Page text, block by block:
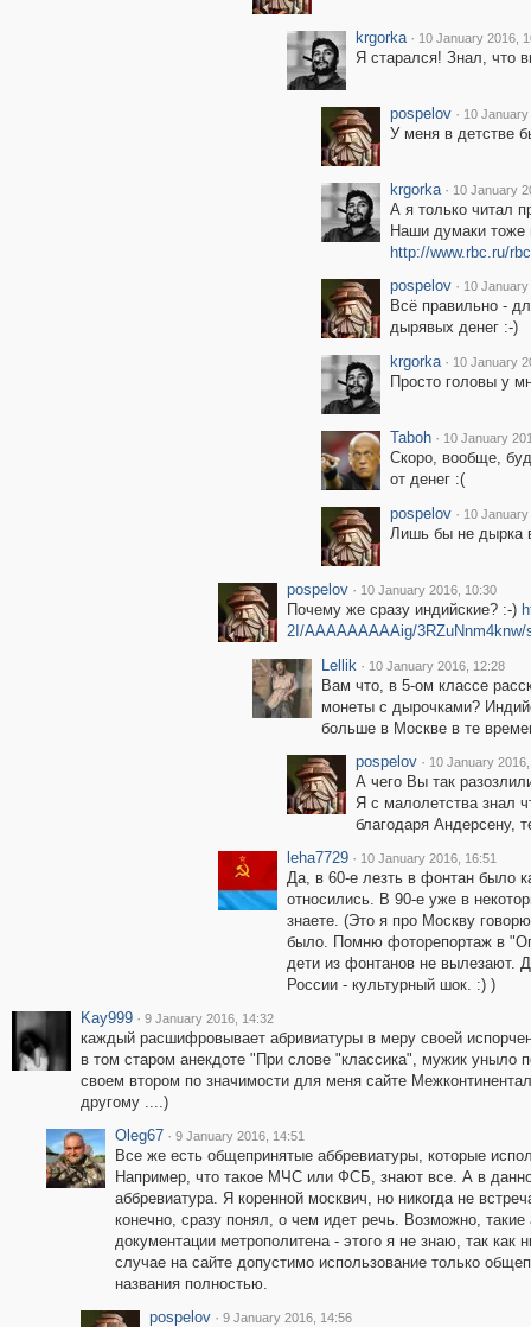
krgorka · 10 January 2016,
Я старался! Знал, что
pospelov · 10
У меня в детстве
krgorka · 10 January
А я только читал
Наши думаки тоже
http://www.rbc.ru/
pospelov · 10
Всё правильно -
дырявых денег :-)
krgorka · 10 January
Просто головы у
Taboh · 10 January
Скоро, вообще,
от денег :(
pospelov · 10
Лишь бы не дырка
pospelov · 10 January 2016, 10:30
Почему же сразу индийские? :-)
2I/AAAAAAAAAig/
Lellik · 10 January 2016, 12:28
Вам что, в 5-ом классе
монеты с дырочками?
больше в Москве в те
pospelov · 10 January
А чего Вы так
Я с малолетства знал
благодаря Андерсену,
leha7729 · 10 January 2016, 16:51
Да, в 60-е лезть в фонтан было
относились. В 90-е уже в
знаете. (Это я про Москву
было. Помню фоторепортаж в
дети из фонтанов не вылезают.
России - культурный шок. :) )
Kay999 · 9 January 2016, 14:32
каждый расшифровывает абривиатуры в меру своей
в том старом анекдоте "При слове "классика", мужик уныло
своем втором по значимости для меня сайте
другому ....)
Oleg67 · 9 January 2016, 14:51
Все же есть общепринятые аббревиатуры, которые
Например, что такое МЧС или ФСБ, знают все. А в
аббревиатура. Я коренной москвич, но никогда не
конечно, сразу понял, о чем идет речь. Возможно,
документации метрополитена - этого я не знаю, так
случае на сайте допустимо использование только
названия полностью.
pospelov · 9 January 2016, 14:56